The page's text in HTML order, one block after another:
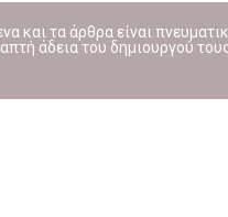
τα άρθρα είναι
άδεια του δημιουργού